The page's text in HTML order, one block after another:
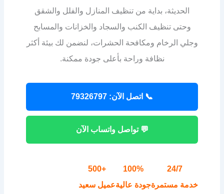
الحديثة، بداية من تنظيف المنازل والفلل والشقق
وحتى تنظيف الكنب والسجاد والخزانات والمسابح
وجلي الرخام ومكافحة الحشرات، لنضمن لك بيئة أكثر
نظافة وراحة بأعلى جودة ممكنة.
📞 اتصل الآن: 79326797
💬 تواصل واتساب الآن
24/7
خدمة مستمرة
100%
جودة عاليةعميل سعيد